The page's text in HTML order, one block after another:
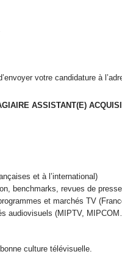
votre candidature à
ASSISTANT(E)
et à l’international)
benchmarks, revues de
et marchés TV
audiovisuels (MIPTV,
culture télévisuelle.